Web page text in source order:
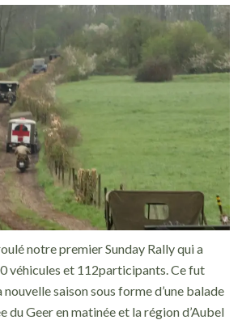
notre premier Sunday Rally qui a
véhicules et 112participants. Ce fut
nouvelle saison sous forme d’une balade
du Geer en matinée et la région d’Aubel